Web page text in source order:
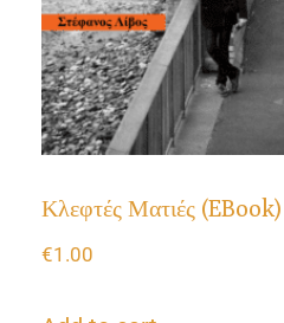
Κλεφτές Ματιές (eBook)
€1.00